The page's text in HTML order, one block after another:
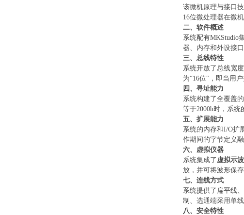
该微机原理与接口
16位微处理器在微
二、软件概述
系统配有MKStudio
器、内存和外设接
三、总线特性
系统开放了总线宽
为“16位"，即当用
四、寻址能力
系统构建了全覆盖
等于2000h时，系统
五、扩展能力
系统的内存和I/O扩
作期间的字节定义
六、虚拟仪器
系统集成了 虚拟示
放，并可将波形保
七、连线方式
系统提供了扁平线
制、选通端采用单
八、安全特性